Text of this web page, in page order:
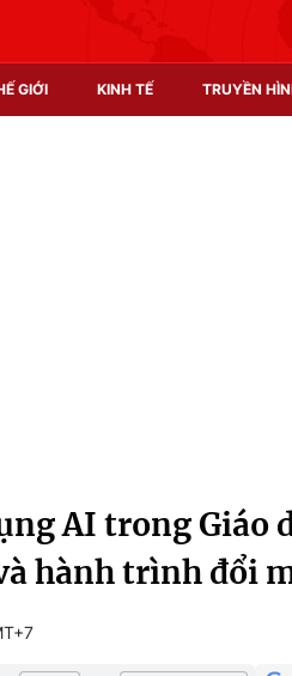
GIỚI KINH TẾ TRUYỀN
AI trong Giáo
hành trình đổi